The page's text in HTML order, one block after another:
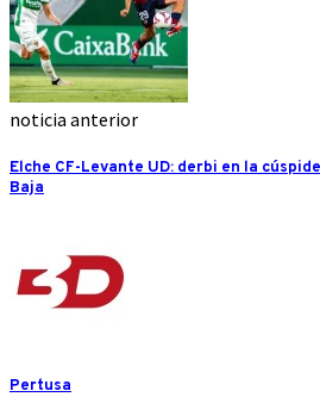
noticia anterior
Elche CF-Levante UD: derbi en la
Baja
Pertusa